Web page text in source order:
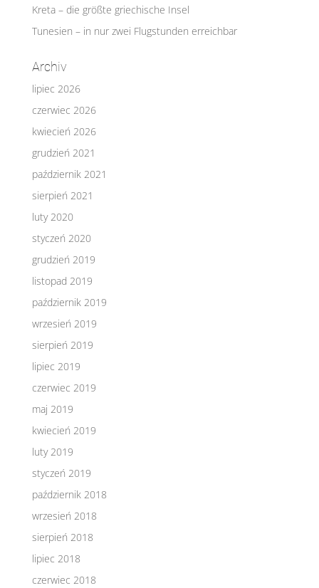
Kreta – die größte griechische Insel
Tunesien – in nur zwei Flugstunden erreichbar
Archiv
lipiec 2026
czerwiec 2026
kwiecień 2026
grudzień 2021
październik 2021
sierpień 2021
luty 2020
styczeń 2020
grudzień 2019
listopad 2019
październik 2019
wrzesień 2019
sierpień 2019
lipiec 2019
czerwiec 2019
maj 2019
kwiecień 2019
luty 2019
styczeń 2019
październik 2018
wrzesień 2018
sierpień 2018
lipiec 2018
czerwiec 2018